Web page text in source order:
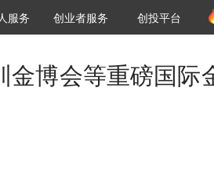
资机构库
职位推介
服务 创投氪堂
创业者服务 创投平台
博会等重磅国际